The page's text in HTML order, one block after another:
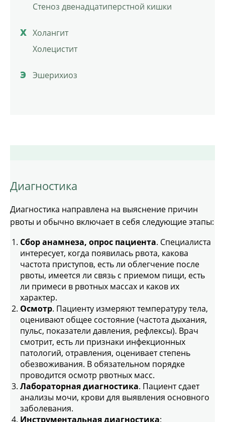
Стеноз двенадцатиперстной кишки
Х Холангит
Холецистит
Э Эшерихиоз
Диагностика
Диагностика направлена на выяснение причин
рвоты и обычно включает в себя следующие этапы:
Сбор анамнеза, опрос пациента. Специалиста
интересует, когда появилась рвота, какова
частота приступов, есть ли облегчение после
рвоты, имеется ли связь с приемом пищи, есть
ли примеси в рвотных массах и каков их
характер.
Осмотр. Пациенту измеряют температуру тела,
оценивают общее состояние (частота дыхания,
пульс, показатели давления, рефлексы). Врач
смотрит, есть ли признаки инфекционных
патологий, отравления, оценивает степень
обезвоживания. В обязательном порядке
проводится осмотр рвотных масс.
Лабораторная диагностика. Пациент сдает
анализы мочи, крови для выявления основного
заболевания.
Инструментальная диагностика: